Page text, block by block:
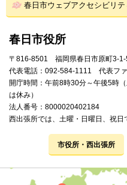
春日市ウェブアクセシビリテ
春日市役所
〒816-8501 福岡県春日市原町3-1-
代表電話：092-584-1111 代表フ
開庁時間：午前8時30分～午後5時
は休み）
法人番号：8000020402184
西出張所では、土曜・日曜日、祝日
市役所・西出張所